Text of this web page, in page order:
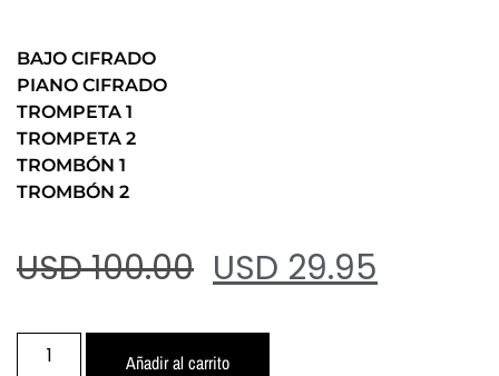
BAJO CIFRADO
PIANO CIFRADO
TROMPETA 1
TROMPETA 2
TROMBÓN 1
TROMBÓN 2
USD 100.00 USD 29.95
Añadir al carrito